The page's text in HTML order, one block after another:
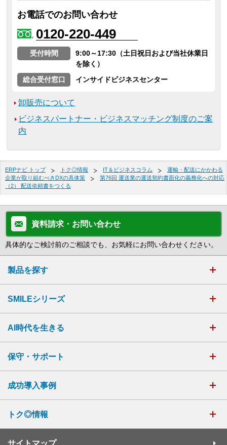
お電話でのお問い合わせ
0120-220-449
受付時間
9:00～17:30（土日祝日および当社休業日
を除く）
総合受付窓口
インサイドビジネスセンター
卸販売について
ビジネスパートナー・ビジネスマッチング制度のご案
内
ERPナビ トップ トク◎情報 IT＆ビジネスコラム
運輸・配送にかかわる
企業が取り組むべきDXの具体策
第76回 運送業の運送契約書面化の義務化への対応
（2） 配送依頼書をつくる
資料請求・お問い合わせ
具体的なご検討前のご相談でも、お気軽にお問い合わせください。
製品を探す
SMILEシリーズ
AI時代を生きる
保守・サポート
成功導入事例
トク◎情報
サイトマップ